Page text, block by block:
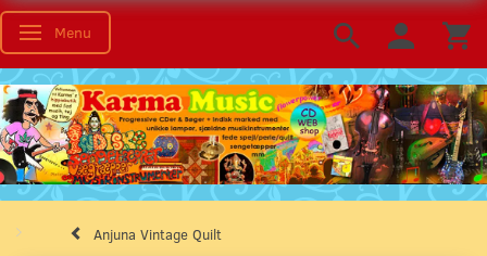
Skifte navigation
Menu
Anjuna Vintage Quilt